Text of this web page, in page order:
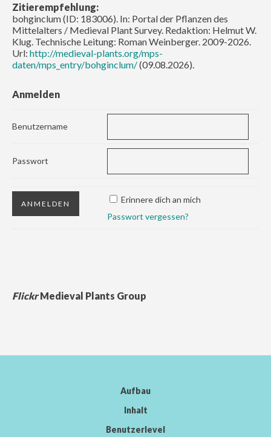
Zitierempfehlung:
bohginclum (ID: 183006). In: Portal der Pflanzen des
Mittelalters / Medieval Plant Survey. Redaktion: Helmut W.
Klug. Technische Leitung: Roman Weinberger. 2009-2026.
Url: http://medieval-plants.org/mps-
daten/mps_entry/bohginclum/(09.08.2026).
Anmelden
Benutzername
Passwort
Erinnere dich an mich
Passwort vergessen?
FlickrMedieval Plants Group
Aufbau
Inhalt
Benutzerlevel